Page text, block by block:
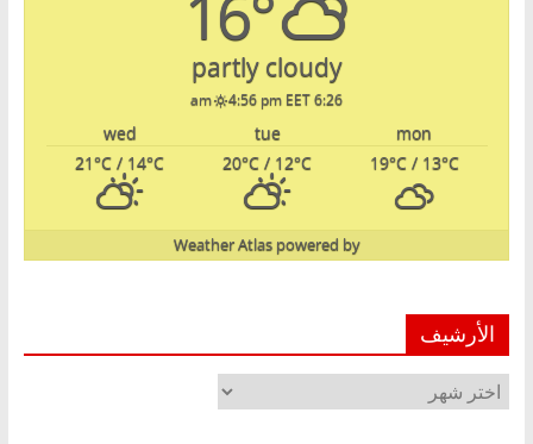
partly cloudy
6:26 am
4:56 pm EET
mon
tue
wed
19°C/ 13°C
20°C / 12°C
21°C / 14°C
powered by
Weather Atlas
الأرشيف
الأرشيف